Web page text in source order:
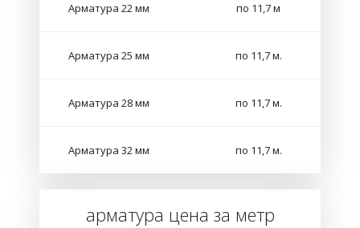
Арматура 22 мм по 11,7 м
Арматура 25 мм по 11,7 м.
Арматура 28 мм по 11,7 м.
Арматура 32 мм по 11,7 м.
арматура цена за метр